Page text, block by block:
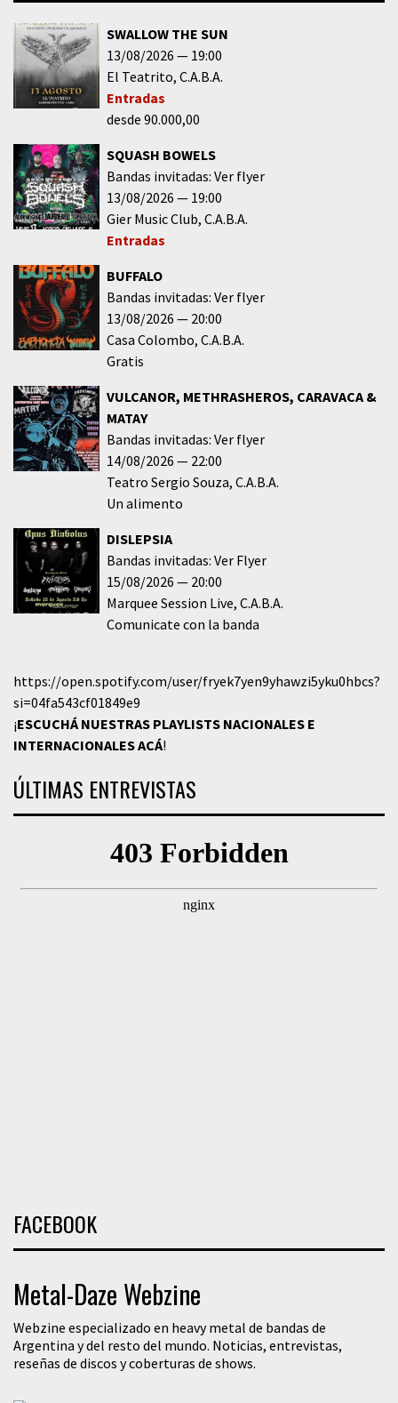
SWALLOW THE SUN
13/08/2026
19:00
El Teatrito C.A.B.A.
Entradas
desde 90.000,00
SQUASH BOWELS
Bandas invitadas: Ver flyer
13/08/2026
19:00
Gier Music Club C.A.B.A.
Entradas
BUFFALO
Bandas invitadas: Ver flyer
13/08/2026
20:00
Casa Colombo C.A.B.A.
Gratis
VULCANOR, METHRASHEROS, CARAVACA &
MATAY
Bandas invitadas: Ver flyer
14/08/2026
22:00
Teatro Sergio Souza C.A.B.A.
Un alimento
DISLEPSIA
Bandas invitadas: Ver Flyer
15/08/2026
20:00
Marquee Session Live C.A.B.A.
Comunicate con la banda
https://open.spotify.com/user/fryek7yen9yhawzi5yku0hbcs?
si=04fa543cf01849e9
¡ESCUCHÁ NUESTRAS PLAYLISTS NACIONALES E
INTERNACIONALESACÁ!
ÚLTIMAS ENTREVISTAS
FACEBOOK
Metal-Daze Webzine
Webzine especializado en heavy metal de bandas de
Argentina y del resto del mundo. Noticias, entrevistas,
reseñas de discos y coberturas de shows.